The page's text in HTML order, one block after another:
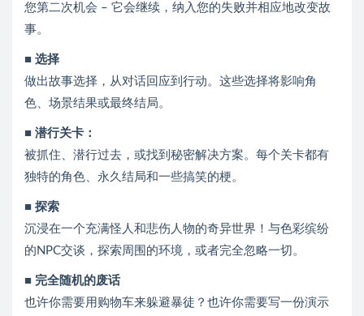
您第二次机会 – 它会继续，纳入您的失败并相应地改变故
事。
■ 选择
做出故事选择，从对话回应到行动。这些选择将影响角
色、场景结果或最终结局。
■ 潜行关卡：
被抓住、潜行过去，或找到秘密解决方案。每个关卡都有
独特的角色、永久结局和一些搞笑的梗。
■ 探索
沉浸在一个充满怪人和悲伤人物的奇异世界！与色彩缤纷
的NPC交谈，探索周围的环境，或者完全忽略一切。
■ 完全随机的废话
也许你需要用购物车来躲避暴徒？也许你需要写一份演示